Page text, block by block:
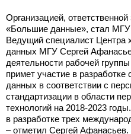
Организацией,
«Большие данные», стал
Ведущий специалист Центра
данных МГУ Сергей
деятельности рабочей
примет участие в
данных в соответствии с
стандартизации в области
технологий на 2018-2023
в разработке трех
– отметил Сергей Афанасьев.